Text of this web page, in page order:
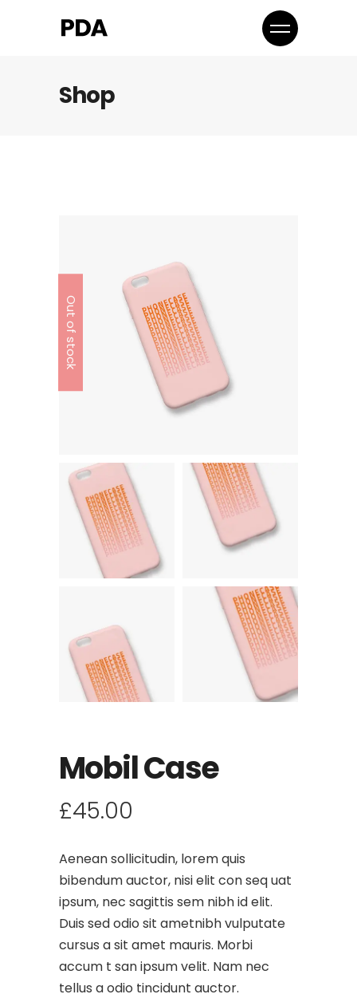
Shop
Out of stock
Mobil Case
£45.00
Aenean sollicitudin, lorem quis
bibendum auctor, nisi elit con seq uat
ipsum, nec sagittis sem nibh id elit.
Duis sed odio sit ametnibh vulputate
cursus a sit amet mauris. Morbi
accum t san ipsum velit. Nam nec
tellus a odio tincidunt auctor.